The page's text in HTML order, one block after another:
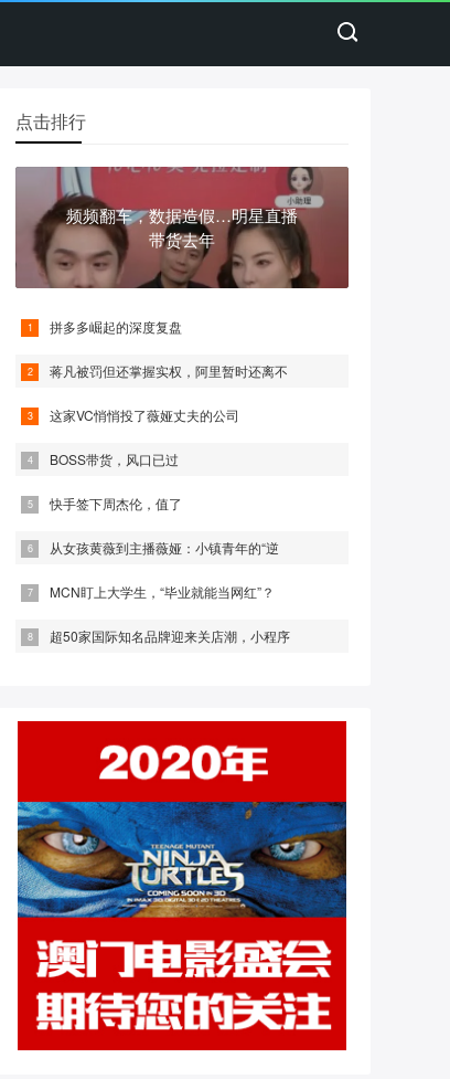
点击排行
频频翻车，数据造假…明星直播
带货去年
拼多多崛起的深度复盘
蒋凡被罚但还掌握实权，阿里暂时还离不
这家VC悄悄投了薇娅丈夫的公司
BOSS带货，风口已过
快手签下周杰伦，值了
从女孩黄薇到主播薇娅：小镇青年的“逆
MCN盯上大学生，“毕业就能当网红”？
超50家国际知名品牌迎来关店潮，小程序